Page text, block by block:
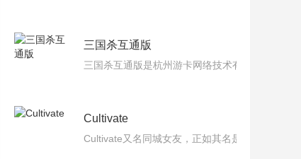
三国杀互通版
三国杀互通版是杭州游卡网络技术有限公司旗下
Cultivate
Cultivate又名同城女友，正如其名是一款模拟恋